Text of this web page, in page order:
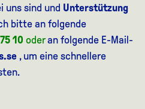
uns sind und Unterstützung
bitte an folgende
10 oderan folgende E-Mail-
, um eine schnellere